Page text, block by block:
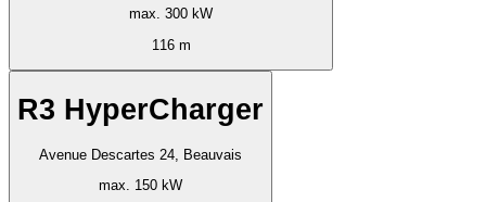
max. 300 kW
116 m
R3 HyperCharger
Avenue Descartes 24, Beauvais
max. 150 kW